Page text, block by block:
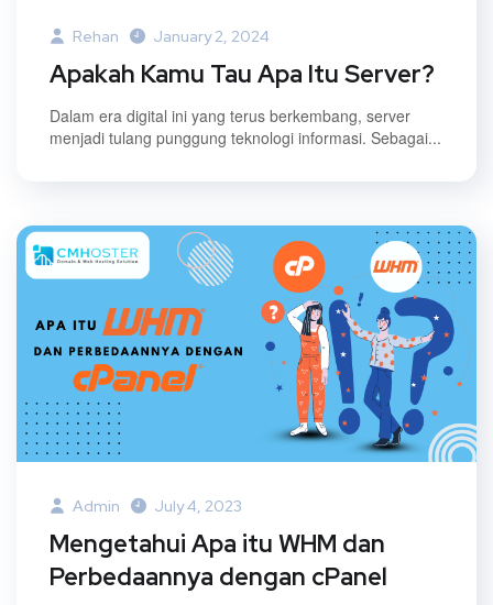
Rehan January 2, 2024
Apakah Kamu Tau Apa Itu Server?
Dalam era digital ini yang terus berkembang, server
menjadi tulang punggung teknologi informasi. Sebagai...
Admin July 4, 2023
Mengetahui Apa itu WHM dan
Perbedaannya dengan cPanel